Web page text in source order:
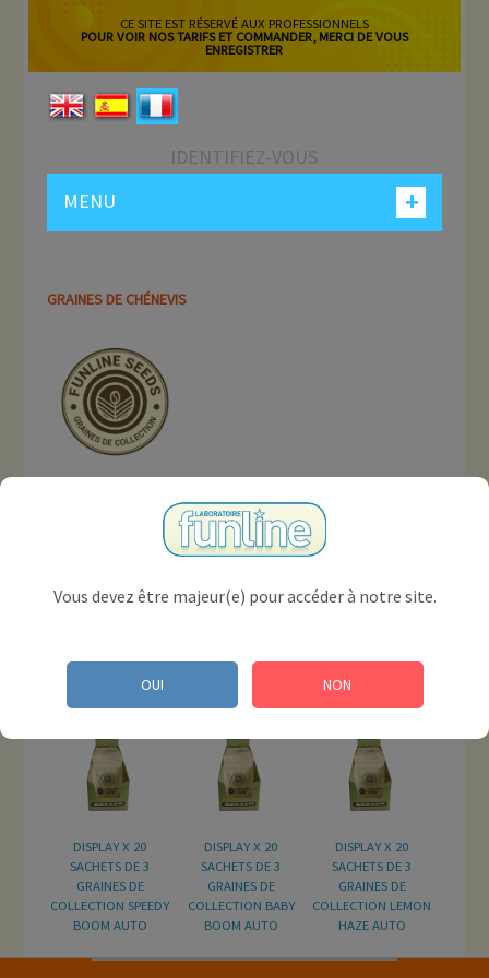
Vous devez être majeur(e) pour accéder à notre site.
OUI NON
CE SITE EST RÉSERVÉ AUX PROFESSIONNELS
POUR VOIR NOS TARIFS ET COMMANDER, MERCI DE VOUS
ENREGISTRER
IDENTIFIEZ-VOUS
+
MENU
GRAINES DE CHÉNEVIS
COLLECTION PURPLE
DISPLAY X 20
COLLECTION GYPSY
COLLECTION INDICA
CREAM FEM
DISPLAY X 20
SACHETS DE 3
GRAINES DE
COLLECTION SPEEDY
BOOM AUTO
DISPLAY X 20
SACHETS DE 3
GRAINES DE
COLLECTION BABY
BOOM AUTO
DISPLAY X 20
SACHETS DE 3
GRAINES DE
COLLECTION LEMON
HAZE AUTO